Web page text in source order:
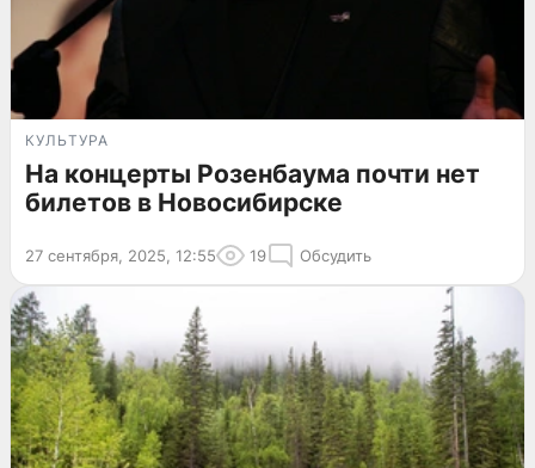
КУЛЬТУРА
На концерты Розенбаума почти нет
билетов в Новосибирске
27 сентября, 2025, 12:55 19 Обсудить